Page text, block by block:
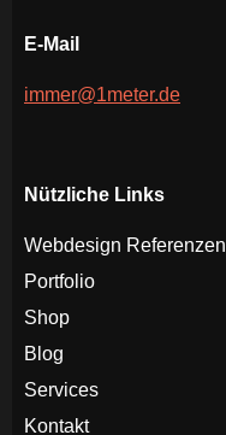
E-Mail
immer@1meter.de
Nützliche Links
Webdesign Referenzen
Portfolio
Shop
Blog
Services
Kontakt